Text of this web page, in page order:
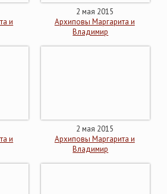
и
2 мая 2015
Архиповы Маргарита и
Владимир
и
2 мая 2015
Архиповы Маргарита и
Владимир